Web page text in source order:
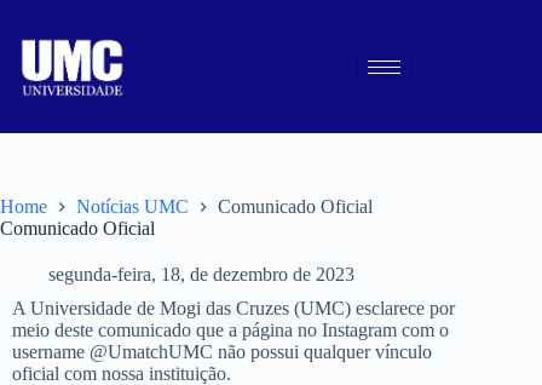
Home Notícias UMC
Comunicado Oficial
Comunicado Oficial
segunda-feira, 18, de dezembro de 2023
A Universidade de Mogi das Cruzes (UMC) esclarece por
meio deste comunicado que a página no Instagram com o
username @UmatchUMC não possui qualquer vínculo
oficial com nossa instituição.